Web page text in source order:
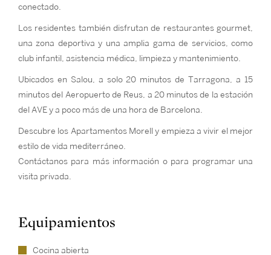
conectado.
Los residentes también disfrutan de restaurantes gourmet,
una zona deportiva y una amplia gama de servicios, como
club infantil, asistencia médica, limpieza y mantenimiento.
Ubicados en Salou, a solo 20 minutos de Tarragona, a 15
minutos del Aeropuerto de Reus, a 20 minutos de la estación
del AVE y a poco más de una hora de Barcelona.
Descubre los Apartamentos Morell y empieza a vivir el mejor
estilo de vida mediterráneo.
Contáctanos para más información o para programar una
visita privada.
Equipamientos
Cocina abierta